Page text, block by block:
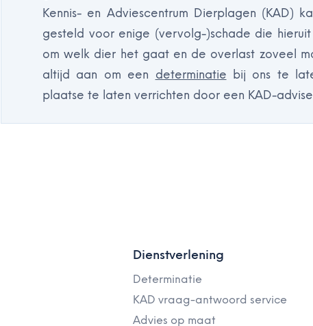
Kennis- en Adviescentrum Dierplagen (KAD)
gesteld voor enige (vervolg-)schade die
om welk dier het gaat en de overlast zoveel
altijd aan om een determinatie bij ons te
plaatse te laten verrichten door een KAD-
Dienstverlening
Determinatie
KAD vraag-antwoord service
Advies op maat